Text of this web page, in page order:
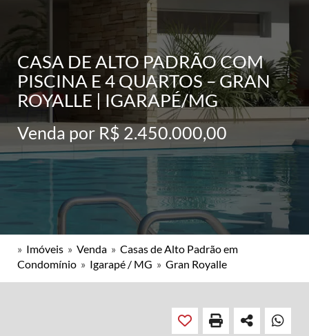
CASA DE ALTO PADRÃO COM
PISCINA E 4 QUARTOS – GRAN
ROYALLE | IGARAPÉ/MG
Venda por R$ 2.450.000,00
» Imóveis » Venda » Casas de Alto Padrão em
Condomínio » Igarapé / MG » Gran Royalle